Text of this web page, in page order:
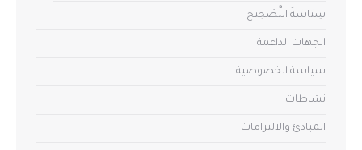
سِيَاسَةُ التَّصْحِيح
الجهات الداعمة
سياسة الخصوصية
نشاطات
المبادئ والالتزامات